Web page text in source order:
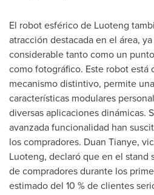
El robot esférico de Luoteng
atracción destacada en el área,
considerable tanto como un
como fotográfico. Este robot está
mecanismo distintivo, permite
características modulares
diversas aplicaciones dinámicas.
avanzada funcionalidad han
los compradores. Duan Tianye,
Luoteng, declaró que en el stand
de compradores durante los
estimado del 10 % de clientes